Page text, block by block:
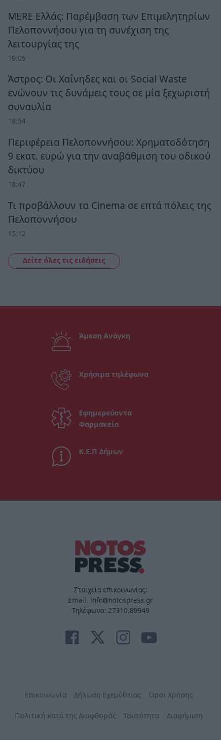
MERE Ελλάς: Παρέμβαση των Επιμελητηρίων
Πελοποννήσου για τη συνέχιση της
λειτουργίας της
19:05
Άστρος: Οι Χαΐνηδες και οι Social Waste
ενώνουν τις δυνάμεις τους σε μία ξεχωριστή
συναυλία
18:54
Περιφέρεια Πελοποννήσου: Χρηματοδότηση
9 εκατ. ευρώ για την αναβάθμιση του οδικού
δικτύου
18:47
Τι προβάλλουν τα Cinema σε επτά πόλεις της
Πελοποννήσου
15:12
Δείτε όλες τις ειδήσεις
Άμεση Ανάγκη
Χρήσιμα τηλέφωνα
Εφημερεύοντα
Φαρμακεία
Κ.Ε.Π Δήμων
Στοιχεία επικοινωνίας:
Email. info@notospress.gr
Τηλέφωνο: 27310.89949
Επικοινωνία Δήλωση Εχεμύθειας Όροι Χρήσης
Πολιτική κατά της Διαφθοράς Ταυτότητα Διαφήμιση